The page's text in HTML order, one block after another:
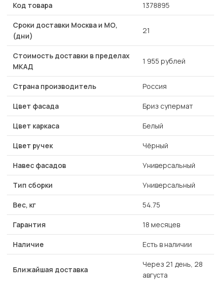
Код товара 1378895
Сроки доставки Москва и МО,
(дни)
21
Стоимость доставки в пределах
МКАД
1 955 рублей
Страна производитель Россия
Цвет фасада Бриз супермат
Цвет каркаса Белый
Цвет ручек Чёрный
Навес фасадов Универсальный
Тип сборки Универсальный
Вес, кг 54.75
Гарантия 18 месяцев
Наличие Есть в наличии
Ближайшая доставка
Через 21 день, 28
августа